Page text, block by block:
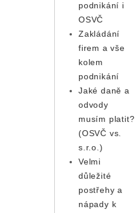
podnikání i
OSVČ
Zakládání
firem a vše
kolem
podnikání
Jaké daně a
odvody
musím platit?
(OSVČ vs.
s.r.o.)
Velmi
důležité
postřehy a
nápady k